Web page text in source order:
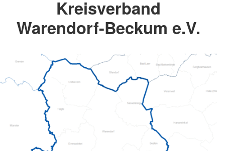
Kreisverband
Warendorf-Beckum e.V.